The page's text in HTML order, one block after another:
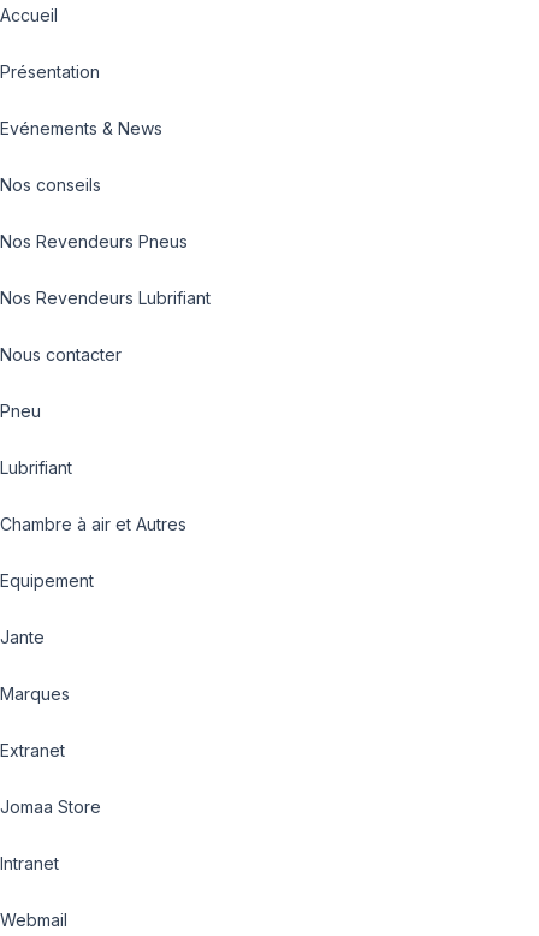
Accueil
Présentation
Evénements & News
Nos conseils
Nos Revendeurs Pneus
Nos Revendeurs Lubrifiant
Nous contacter
Pneu
Lubrifiant
Chambre à air et Autres
Equipement
Jante
Marques
Extranet
Jomaa Store
Intranet
Webmail